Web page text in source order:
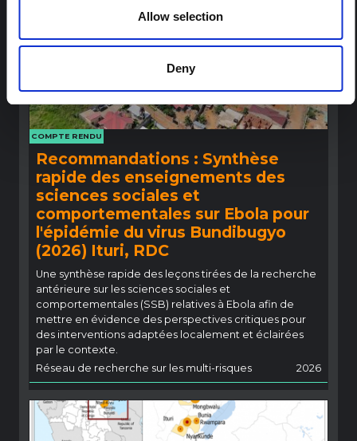
Allow selection
Deny
COMPTE RENDU
Recommandations : Synthèse
rapide des enseignements des
sciences sociales et
comportementales sur Ebola pour
l'épidémie du virus Bundibugyo
(2026) Ituri, RDC
Une synthèse rapide des leçons tirées de la recherche
antérieure sur les sciences sociales et
comportementales (SSB) relatives à Ebola afin de
mettre en évidence des perspectives critiques pour
des interventions adaptées localement et éclairées
par le contexte.
Réseau de recherche sur les multi-risques
2026